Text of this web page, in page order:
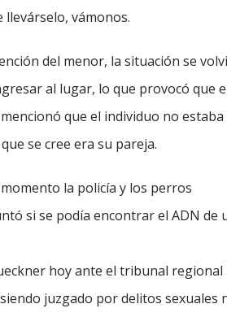
llevárselo, vámonos.
del menor, la situación se
al lugar, lo que provocó que
que el individuo no estaba
se cree era su pareja.
la policía y los perros
si se podía encontrar el ADN de
hoy ante el tribunal regional
juzgado por delitos sexuales